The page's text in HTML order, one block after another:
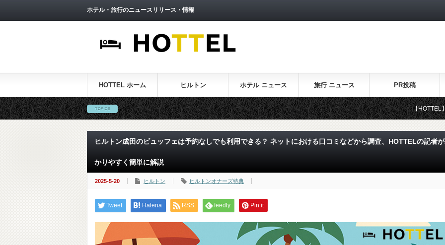
ホテル・旅行のニュースリリース・情報
HOTTEL ホーム ヒルトン ホテル ニュース 旅行 ニュース PR投稿
【HOTTEL】ホテル・旅行
ヒルトン成田のビュッフェは予約なしでも利用できる？ ネットにおける口コミなどから調査、HOTTELの記者
かりやすく簡単に解説
2025-5-20 ヒルトン ヒルトンオナーズ特典
Tweet Hatena RSS feedly Pin it